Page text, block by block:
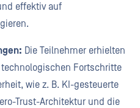
effektiv auf
Die Teilnehmer erhielten
Fortschritte
wie z. B. KI-gesteuerte
Trust-Architektur und die